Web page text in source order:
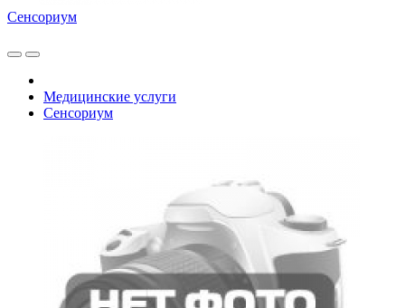
Сенсориум
Медицинские услуги
Сенсориум